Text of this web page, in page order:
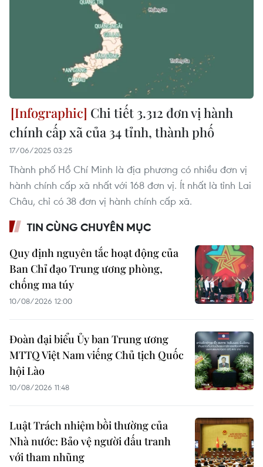
Chi tiết 3.312 đơn vị hành
chính cấp xã của 34 tỉnh, thành phố
17/06/2025 03:25
Thành phố Hồ Chí Minh là địa phương có nhiều đơn vị
hành chính cấp xã nhất với 168 đơn vị. Ít nhất là tỉnh Lai
Châu, chỉ có 38 đơn vị hành chính cấp xã.
TIN CÙNG CHUYÊN MỤC
Quy định nguyên tắc hoạt động của
Ban Chỉ đạo Trung ương phòng,
chống ma túy
10/08/2026 12:00
Đoàn đại biểu Ủy ban Trung ương
MTTQ Việt Nam viếng Chủ tịch Quốc
hội Lào
10/08/2026 11:48
Luật Trách nhiệm bồi thường của
Nhà nước: Bảo vệ người đấu tranh
với tham nhũng